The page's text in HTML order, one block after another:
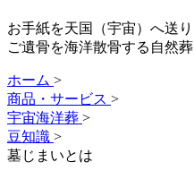
お手紙を天国（宇宙）へ送り
ご遺骨を海洋散骨する自然葬
ホーム >
商品・サービス >
宇宙海洋葬 >
豆知識 >
墓じまいとは